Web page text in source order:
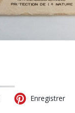
Enregistrer